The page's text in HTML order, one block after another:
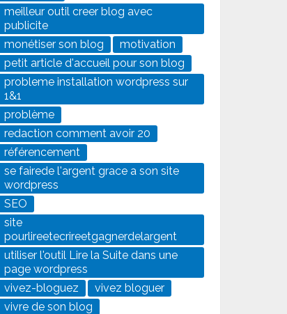
meilleur outil creer blog avec
publicite
monétiser son blog
motivation
petit article d'accueil pour son blog
probleme installation wordpress sur
1&1
problème
redaction comment avoir 20
référencement
se fairede l'argent grace a son site
wordpress
SEO
site
pourlireetecrireetgagnerdelargent
utiliser l'outil Lire la Suite dans une
page wordpress
vivez-bloguez
vivez bloguer
vivre de son blog